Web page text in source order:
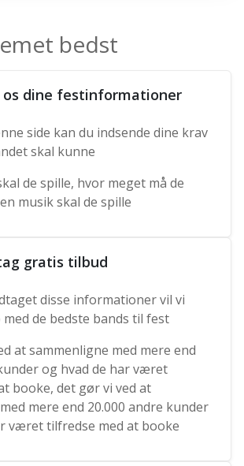
bedst
os dine festinformationer
side kan du indsende dine krav
skal kunne
de spille, hvor meget må de
musik skal de spille
gratis tilbud
disse informationer vil vi
de bedste bands til fest
at sammenligne med mere end
og hvad de har været
booke, det gør vi ved at
mere end 20.000 andre kunder
været tilfredse med at booke